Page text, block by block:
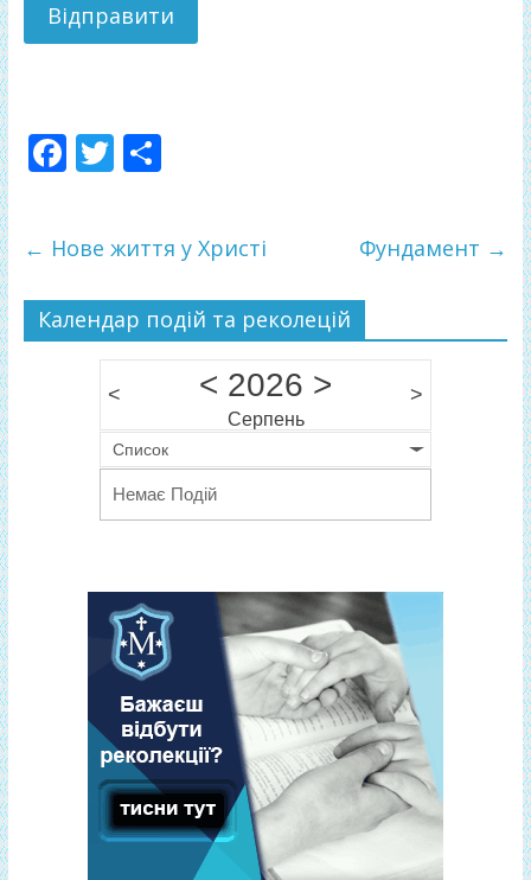
F
b
o
o
T
er
П
л
и
т
ся
← Нове життя у Христі Фундамент →
Календар подій та реколецій
< < 2026 >
Серпень
>
Список
Немає Подій